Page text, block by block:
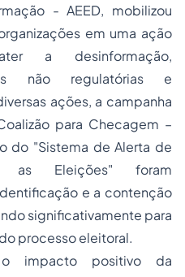
- AEED, mobilizou
em uma ação
a desinformação,
não regulatórias e
ações, a campanha
para Checagem –
do "Sistema de Alerta de
as Eleições" foram
e a contenção
significativamente para
processo eleitoral.
impacto positivo da